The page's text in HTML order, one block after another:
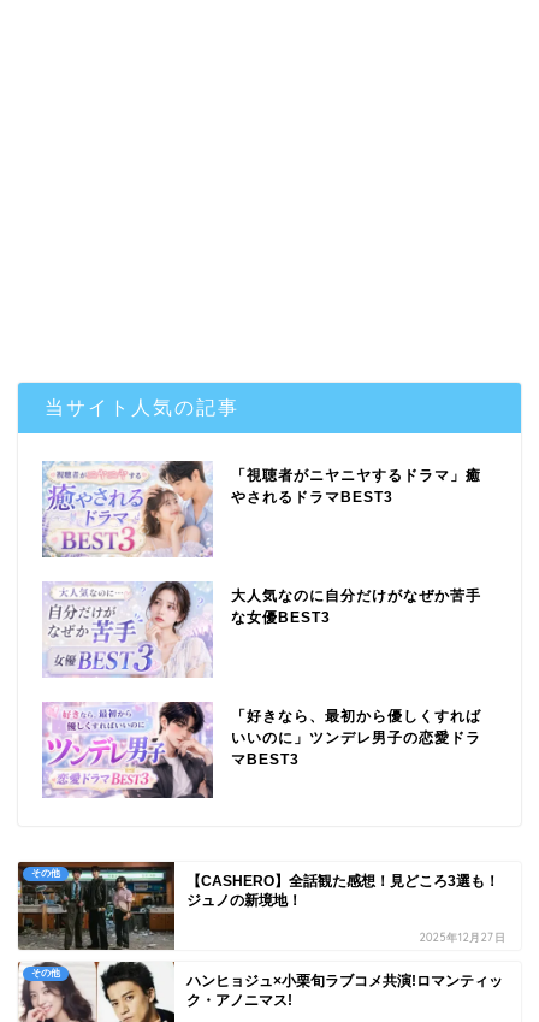
当サイト人気の記事
「視聴者がニヤニヤするドラマ」癒
やされるドラマBEST3
大人気なのに自分だけがなぜか苦手
な女優BEST3
「好きなら、最初から優しくすれば
いいのに」ツンデレ男子の恋愛ドラ
マBEST3
その他
【CASHERO】全話観た感想！見どころ3選も！
ジュノの新境地！
2025年12月27日
その他
ハンヒョジュ×小栗旬ラブコメ共演!ロマンティッ
ク・アノニマス!